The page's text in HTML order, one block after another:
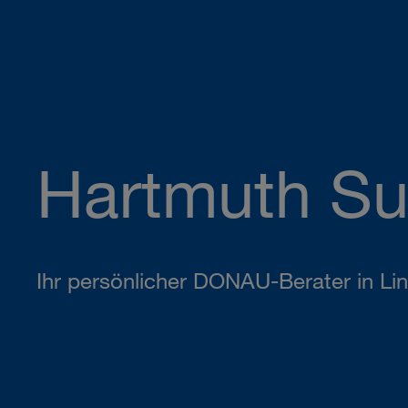
Hartmuth
Ihr persönlicher DONAU-Berater in